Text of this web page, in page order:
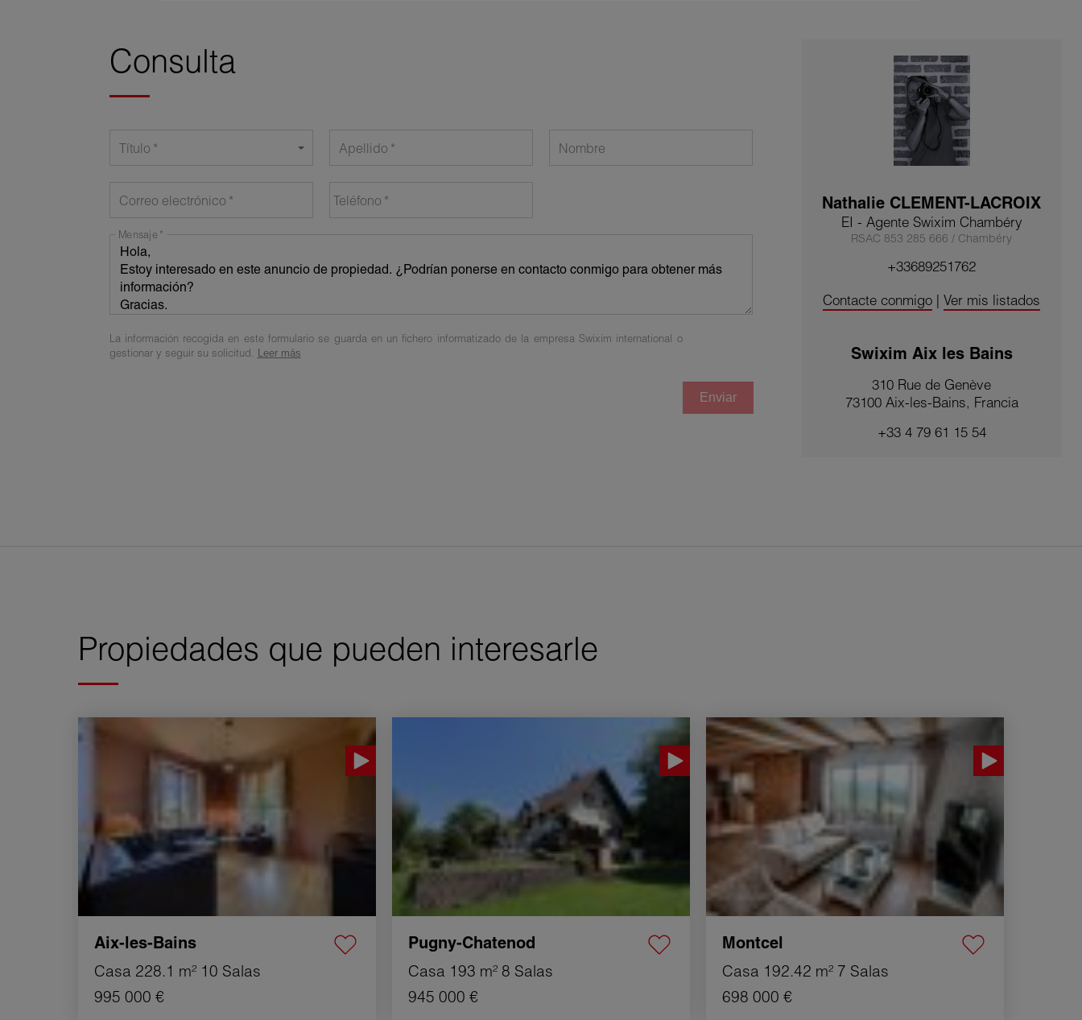
Consulta
Título Apellido Nombre
Correo electrónico Teléfono
Mensaje
La información recogida en este formulario se guarda en un fichero informatizado de la empresa Swixim international o
gestionar y seguir su solicitud.
Leer más
Enviar
Nathalie CLEMENT-LACROIX
EI - Agente Swixim Chambéry
RSAC 853 285 666 / Chambéry
+33689251762
Contacte conmigo |Ver mis listados
Swixim Aix les Bains
310 Rue de Genève
73100 Aix-les-Bains, Francia
+33 4 79 61 15 54
Propiedades que pueden interesarle
Venta Casa Aix-les-Bains 10 Salas 228.1 m²
Aix-les-Bains
Casa 228.1 m² 10 Salas
995 000 €
Pugny-Chatenod
Casa 193 m² 8 Salas
945 000 €
Venta Casa Montcel 7 Salas 192.42 m²
Montcel
Casa 192.42 m² 7 Salas
698 000 €